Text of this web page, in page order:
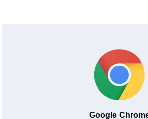
Google